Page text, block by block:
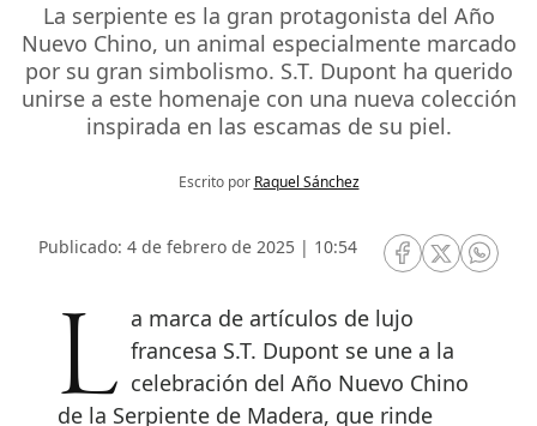
La serpiente es la gran protagonista del Año
Nuevo Chino, un animal especialmente marcado
por su gran simbolismo. S.T. Dupont ha querido
unirse a este homenaje con una nueva colección
inspirada en las escamas de su piel.
Escrito por Raquel Sánchez
Publicado: 4 de febrero de 2025 | 10:54
RRSS Facebook
RRSSRRSS
La marca de artículos de lujo francesa S.T. Dupont se une a la
celebración del Año Nuevo Chino
de la Serpiente de Madera, que rinde